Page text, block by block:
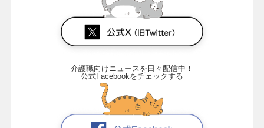
介護職向けニュースを日々配信中！
公式Facebookをチェックする